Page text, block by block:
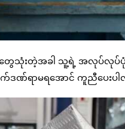
တွေသုံးတဲ့အခါ သူ့ရဲ့ အလုပ်လု
ဒဏ်ရာမရအောင် ကူညီပေးပ